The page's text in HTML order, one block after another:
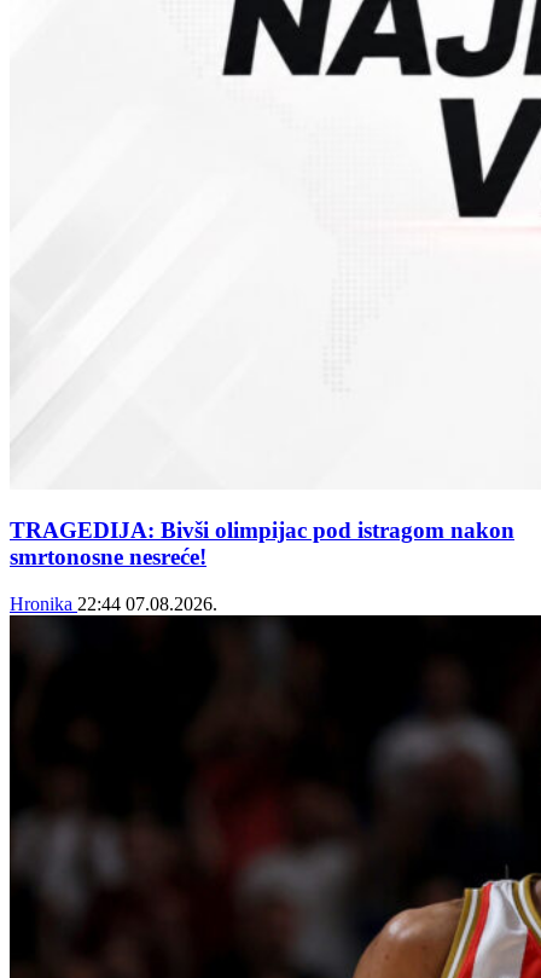
TRAGEDIJA: Bivši olimpijac pod istragom nakon
smrtonosne nesreće!
Hronika 22:44 07.08.2026.